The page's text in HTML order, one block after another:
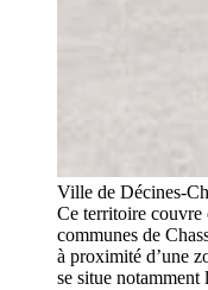
Ville de Décines-
Ce territoire couvre
communes de
à proximité d’une
se situe notamment